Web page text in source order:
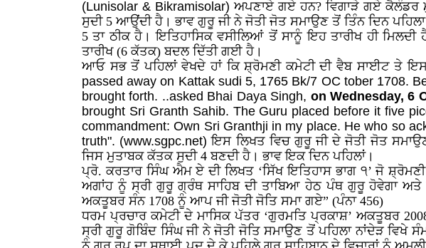
(Lunisolar & Bikramisolar) ਅਪਣਾਏ ਗਏ ਹਨ? ਵਿਗਾੜੇ ਗਏ
ਸੁਦੀ 5 ਆਉਂਦੀ ਹੈ। ਭਾਵ ਗੁਰੂ ਜੀ ਨੇ ਜੋਤੀ ਜੋਤ ਸਮਾਉਣ ਤੋਂ ਤਿੰਨ ਦਿਨ
5 ਤਾ ਠੀਕ ਹੈ। ਇਤਿਹਾਸਿਕ ਵਸੀਲਿਆਂ ਤੋਂ ਸਾਨੂੰ ਇਹ ਤਾਰੀਖ ਹੀ
ਤਾਰੀਖ (6 ਕੱਤਕ) ਬਦਲ ਦਿੱਤੀ ਗਈ ਹੈ।
ਆਓ ਸਭ ਤੋਂ ਪਹਿਲਾਂ ਵੇਖਦੇ ਹਾਂ ਕਿ ਸ਼੍ਰੋਮਣੀ ਕਮੇਟੀ ਦੀ ਵੈਬ ਸਾਈਟ ਤੇ
passed away on Kattak sudi 5, 1765 Bk/7 OC tober 1708.
brought forth. ..asked Bhai Daya Singh, on Wednesday, 6
brought Sri Granth Sahib. The Guru placed before it five
commandment: Own Sri Granthji in my place. He who so
truth". (www.sgpc.net) ਇਸ ਲਿਖਤ ਵਿਚ ਗੁਰੂ ਜੀ ਦੇ ਜੋਤੀ ਜੋਤ
ਜਿਸ ਮੁਤਾਬਕ ਕੱਤਕ ਸੁਦੀ 4 ਬਣਦੀ ਹੈ। ਭਾਵ ਇਕ ਦਿਨ ਪਹਿਲਾਂ।
ਪ੍ਰੋ. ਕਰਤਾਰ ਸਿੰਘ ਐਮ ਏ ਦੀ ਲਿਖਤ ‘ਸਿੱਖ ਇਤਿਹਾਸ ਭਾਗ ੧’ ਜੋ
ਅਗਾਂਹ ਨੂੰ ਸ੍ਰੀ ਗੁਰੂ ਗ੍ਰੰਥ ਸਾਹਿਬ ਦੀ ਤਾਬਿਆ ਹੇਠ ਪੰਥ ਗੁਰੂ ਹੋਵੇਗਾ
ਅਕਤੂਬਰ ਸੰਨ 1708 ਨੂੰ ਆਪ ਜੀ ਜੋਤੀ ਜੋਤਿ ਸਮਾ ਗਏ” (ਪੰਨਾ 456)
ਧਰਮ ਪ੍ਰਚਾਰ ਕਮੇਟੀ ਦੇ ਮਾਸਿਕ ਪੱਤਰ ‘ਗੁਰਮਤਿ ਪ੍ਰਕਾਸ਼’ ਅਕਤੂਬਰ
ਸ੍ਰੀ ਗੁਰੂ ਗੋਬਿੰਦ ਸਿੰਘ ਜੀ ਨੇ ਜੋਤੀ ਜੋਤਿ ਸਮਾਉਣ ਤੋਂ ਪਹਿਲਾ ਨਾਂਦੇੜ